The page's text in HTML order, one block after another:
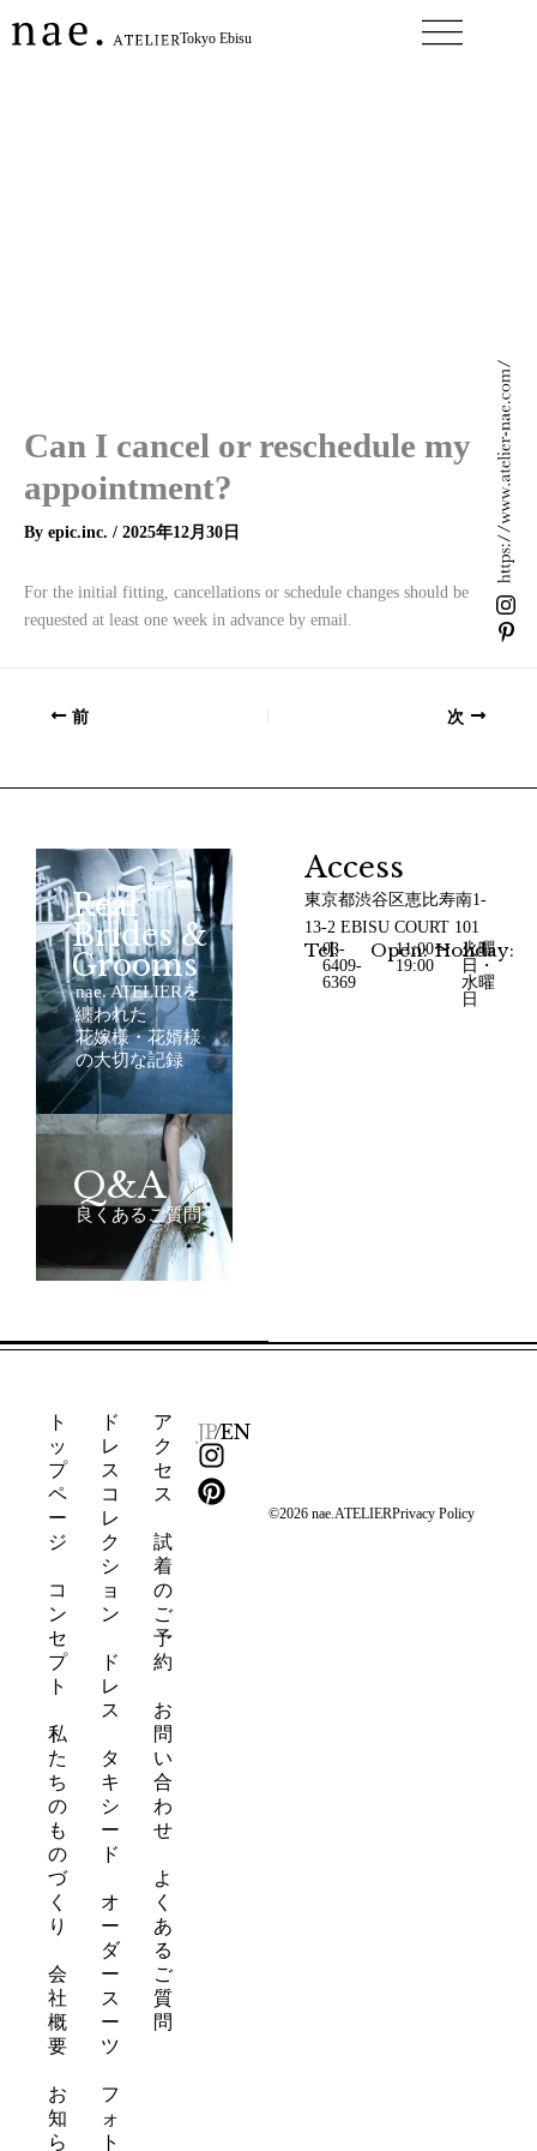
容
Tokyo Ebisu
Can I cancel or reschedule my
appointment?
By epic.inc. / 2025年12月30日
For the initial fitting, cancellations or schedule changes should be
requested at least one week in advance by email.
前 次
Real
Brides &
Grooms
nae. ATELIERを
纏われた
花嫁様・花婿様
の大切な記録
Q&A
良くあるご質問
Access
東京都渋谷区恵比寿南1-
13-2 EBISU COURT 101
Tel:
03-
6409-
6369
Open:
11:00〜
19:00
Holiday:
火曜
日・
水曜
日
©2026 nae.ATELIERPrivacy Policy
ト
ッ
プ
ペ
ー
ジ
コ
ン
セ
プ
ト
私
た
ち
の
も
の
づ
く
り
会
社
概
要
お
知
ら
ド
レ
ス
コ
レ
ク
シ
ョ
ン
ド
レ
ス
タ
キ
シ
ー
ド
オ
ー
ダ
ー
ス
ー
ツ
フ
ォ
ト
ア
ク
セ
ス
試
着
の
ご
予
約
お
問
い
合
わ
せ
よ
く
あ
る
ご
質
問
JP/EN
I
n
s
P
i
n